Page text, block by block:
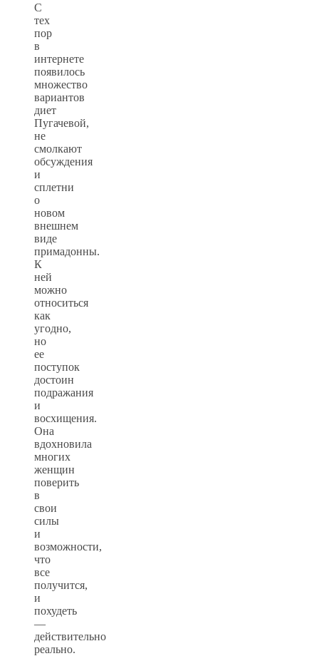
С
тех
пор
в
интернете
появилось
множество
вариантов
диет
Пугачевой,
не
смолкают
обсуждения
и
сплетни
о
новом
внешнем
виде
примадонны.
К
ней
можно
относиться
как
угодно,
но
ее
поступок
достоин
подражания
и
восхищения.
Она
вдохновила
многих
женщин
поверить
в
свои
силы
и
возможности,
что
все
получится,
и
похудеть
—
действительно
реально.